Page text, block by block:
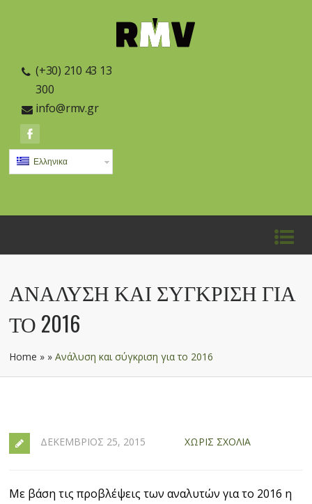
(+30) 210 43 13
300
info@rmv.gr
Ελληνικα
ΑΝΆΛΥΣΗ ΚΑΙ ΣΎΓΚΡΙΣΗ ΓΙΑ
ΤΟ 2016
Home » »Ανάλυση και σύγκριση για το 2016
ΔΕΚΈΜΒΡΙΟΣ 25, 2015 ΧΩΡΊΣ ΣΧΌΛΙΑ
Με βάση τις προβλέψεις των αναλυτών για το 2016 η